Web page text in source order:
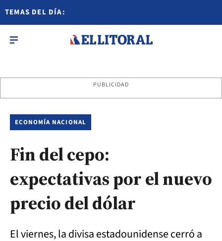
TEMAS DEL DÍA:
PUBLICIDAD
ECONOMÍA NACIONAL
Fin del cepo:
expectativas por el nuevo
precio del dólar
El viernes, la divisa estadounidense cerró a